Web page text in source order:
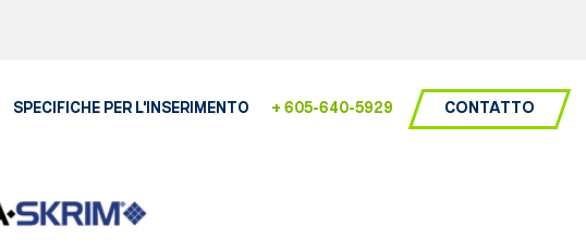
SPECIFICHE PER L'INSERIMENTO + 605-640-5929 CONTATTO